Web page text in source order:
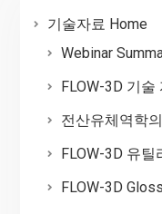
기술자료 Home
Webinar
FLOW-3D 기술
전산유체역학
FLOW-3D 유
FLOW-3D